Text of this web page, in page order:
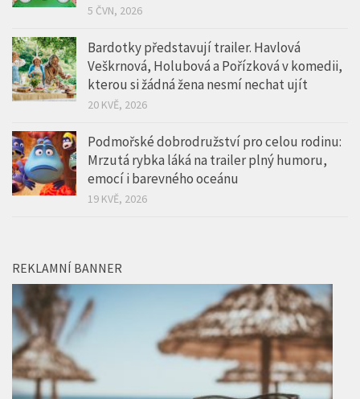
5 ČVN, 2026
Bardotky představují trailer. Havlová
Veškrnová, Holubová a Pořízková v komedii,
kterou si žádná žena nesmí nechat ujít
20 KVĚ, 2026
Podmořské dobrodružství pro celou rodinu:
Mrzutá rybka láká na trailer plný humoru,
emocí i barevného oceánu
19 KVĚ, 2026
REKLAMNÍ BANNER